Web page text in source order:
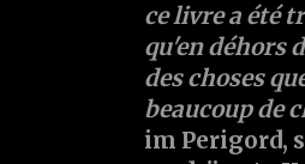
ce livre a été
qu'en déhors
des choses
beaucoup de
im Perigord,